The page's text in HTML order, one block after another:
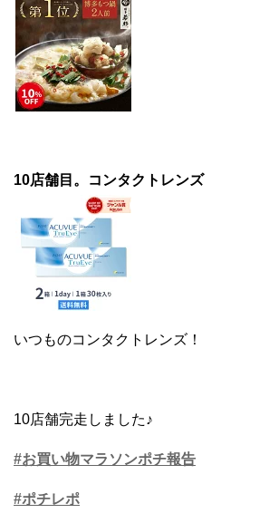
10店舗目。コンタクトレンズ
いつものコンタクトレンズ！
10店舗完走しました♪
#お買い物マラソンポチ報告
#ポチレポ